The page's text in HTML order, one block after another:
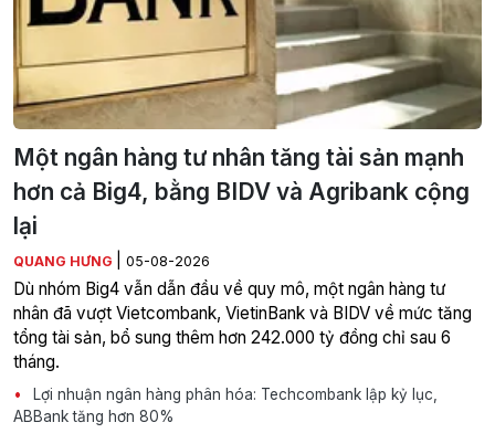
Một ngân hàng tư nhân tăng tài sản mạnh
hơn cả Big4, bằng BIDV và Agribank cộng
lại
QUANG HƯNG 05-08-2026
Dù nhóm Big4 vẫn dẫn đầu về quy mô, một ngân hàng tư
nhân đã vượt Vietcombank, VietinBank và BIDV về mức tăng
tổng tài sản, bổ sung thêm hơn 242.000 tỷ đồng chỉ sau 6
tháng.
Lợi nhuận ngân hàng phân hóa: Techcombank lập kỷ lục,
ABBank tăng hơn 80%